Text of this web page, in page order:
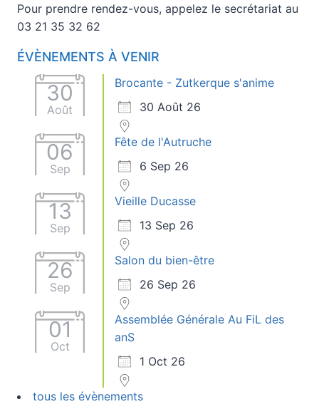
Pour prendre rendez-vous, appelez le secrétariat au
03 21 35 32 62
ÉVÈNEMENTS À VENIR
30
Août
Brocante - Zutkerque s'anime
30 Août 26
06
Sep
Fête de l'Autruche
6 Sep 26
13
Sep
Vieille Ducasse
13 Sep 26
26
Sep
Salon du bien-être
26 Sep 26
01
Oct
Assemblée Générale Au FiL des
anS
1 Oct 26
tous les évènements